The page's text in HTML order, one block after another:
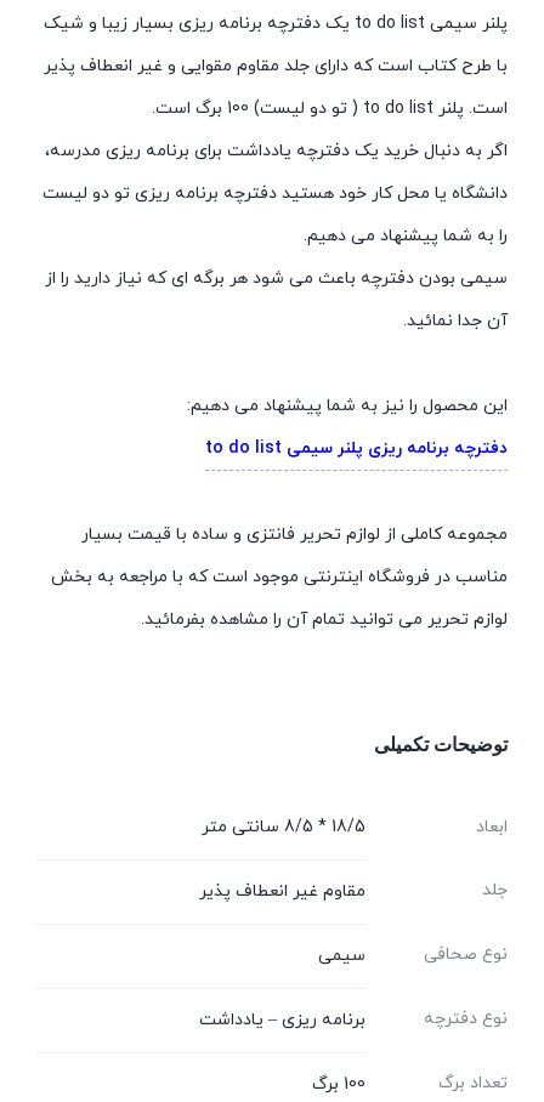
پلنر سیمی to do list یک دفترچه برنامه ریزی بسیار زیبا و شیک
با طرح کتاب است که دارای جلد مقاوم مقوایی و غیر انعطاف پذیر
است. پلنر to do list ( تو دو لیست) 100 برگ است.
اگر به دنبال خرید یک دفترچه یادداشت برای برنامه ریزی مدرسه،
دانشگاه یا محل کار خود هستید دفترچه برنامه ریزی تو دو لیست
را به شما پیشنهاد می دهیم.
سیمی بودن دفترچه باعث می شود هر برگه ای که نیاز دارید را از
آن جدا نمائید.
این محصول را نیز به شما پیشنهاد می دهیم:
دفترچه برنامه ریزی پلنر سیمی to do list
مجموعه کاملی از لوازم تحریر فانتزی و ساده با قیمت بسیار
مناسب در فروشگاه اینترنتی موجود است که با مراجعه به بخش
لوازم تحریر می توانید تمام آن را مشاهده بفرمائید.
توضیحات تکمیلی
ابعاد 18/5 * 8/5 سانتی متر
جلد مقاوم غیر انعطاف پذیر
نوع صحافی سیمی
نوع دفترچه برنامه ریزی – یادداشت
تعداد برگ 100 برگ